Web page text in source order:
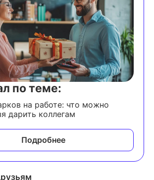
по теме:
на работе: что можно
дарить коллегам
Подробнее